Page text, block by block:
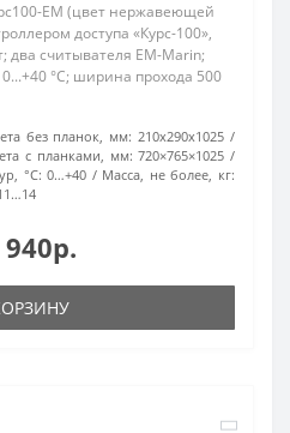
EM (цвет нержавеющей
доступа «Курс-100»,
два считывателя EM-Marin;
°C; ширина прохода 500
без планок, мм: 210х290х1025
с планками, мм: 720×765×1025
°С: 0…+40
Масса, не более, кг: